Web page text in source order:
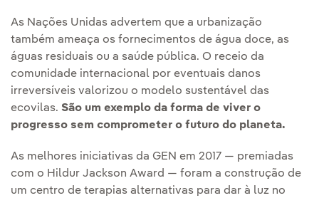
As Nações Unidas advertem que a urbanização
também ameaça os fornecimentos de água doce, as
águas residuais ou a saúde pública. O receio da
comunidade internacional por eventuais danos
irreversíveis valorizou o modelo sustentável das
ecovilas. São um exemplo da forma de viver o
progresso sem comprometer o futuro do planeta.
As melhores iniciativas da GEN em 2017 — premiadas
com o Hildur Jackson Award — foram a construção de
um centro de terapias alternativas para dar à luz no